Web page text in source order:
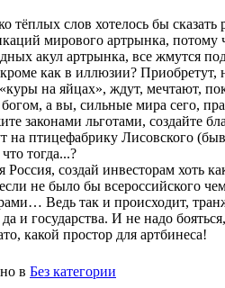
тёплых слов хотелось бы
мирового артрынка, потому
акул артрынка, все жмутся
как в иллюзии? Приобретут,
на яйцах», ждут, мечтают,
а вы, сильные мира сего,
законами льготами, создайте
на птицефабрику Лисовского
тогда...?
создай инвесторам хоть
не было бы всероссийского
Ведь так и происходит,
да и государства. И не надо
какой простор для артбинеса!
в Без категории